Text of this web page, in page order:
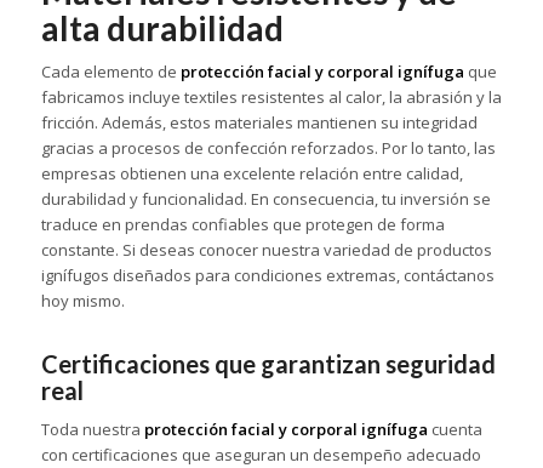
alta durabilidad
Cada elemento de protección facial y corporal ignífuga que
fabricamos incluye textiles resistentes al calor, la abrasión y la
fricción. Además, estos materiales mantienen su integridad
gracias a procesos de confección reforzados. Por lo tanto, las
empresas obtienen una excelente relación entre calidad,
durabilidad y funcionalidad. En consecuencia, tu inversión se
traduce en prendas confiables que protegen de forma
constante. Si deseas conocer nuestra variedad de productos
ignífugos diseñados para condiciones extremas, contáctanos
hoy mismo.
Certificaciones que garantizan seguridad
real
Toda nuestra protección facial y corporal ignífuga cuenta
con certificaciones que aseguran un desempeño adecuado